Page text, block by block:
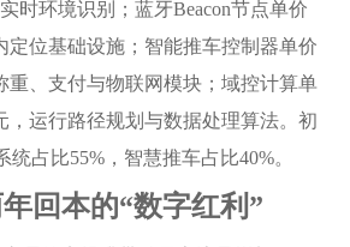
时环境识别；蓝牙Beacon节点单价
定位基础设施；智能推车控制器单价
重、支付与物联网模块；域控计算单
，运行路径规划与数据处理算法。初
占比55%，智慧推车占比40%。
回本的“数字红利”